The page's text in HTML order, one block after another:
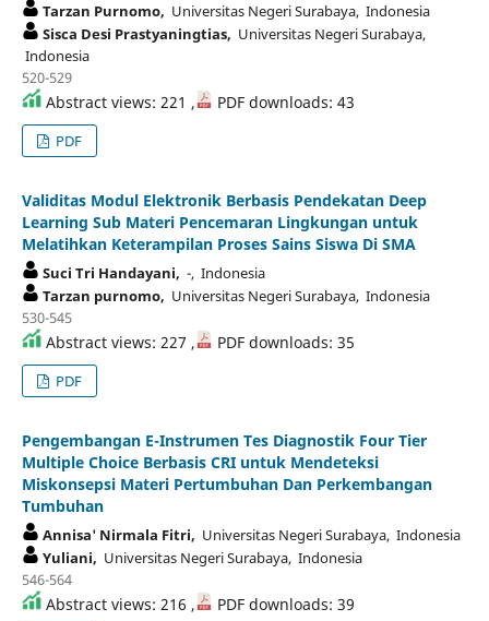
Tarzan Purnomo, Universitas Negeri Surabaya, Indonesia
Sisca Desi Prastyaningtias, Universitas Negeri Surabaya,
Indonesia
520-529
Abstract views: 221 , PDF downloads: 43
PDF
Validitas Modul Elektronik Berbasis Pendekatan Deep
Learning Sub Materi Pencemaran Lingkungan untuk
Melatihkan Keterampilan Proses Sains Siswa Di SMA
Suci Tri Handayani, -, Indonesia
Tarzan purnomo, Universitas Negeri Surabaya, Indonesia
530-545
Abstract views: 227 , PDF downloads: 35
PDF
Pengembangan E-Instrumen Tes Diagnostik Four Tier
Multiple Choice Berbasis CRI untuk Mendeteksi
Miskonsepsi Materi Pertumbuhan Dan Perkembangan
Tumbuhan
Annisa' Nirmala Fitri, Universitas Negeri Surabaya, Indonesia
Yuliani, Universitas Negeri Surabaya, Indonesia
546-564
Abstract views: 216 , PDF downloads: 39